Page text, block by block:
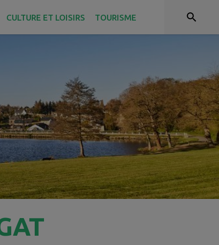
CULTURE ET LOISIRS TOURISME